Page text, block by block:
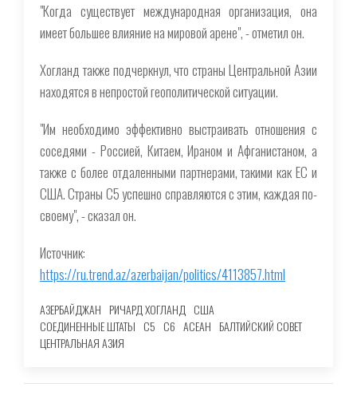
"Когда существует международная организация, она
имеет большее влияние на мировой арене", - отметил он.
Хогланд также подчеркнул, что страны Центральной Азии
находятся в непростой геополитической ситуации.
"Им необходимо эффективно выстраивать отношения с
соседями - Россией, Китаем, Ираном и Афганистаном, а
также с более отдаленными партнерами, такими как ЕС и
США. Страны С5 успешно справляются с этим, каждая по-
своему", - сказал он.
Источник:
https://ru.trend.az/azerbaijan/politics/4113857.html
АЗЕРБАЙДЖАН РИЧАРД ХОГЛАНД США
СОЕДИНЕННЫЕ ШТАТЫ C5 C6 АСЕАН БАЛТИЙСКИЙ СОВЕТ
ЦЕНТРАЛЬНАЯ АЗИЯ